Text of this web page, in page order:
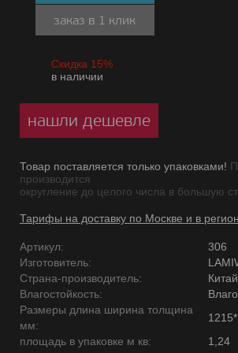
заказ в 1 клик
Скидка 15%
в наличии
нашли дешевле
Товар поставляется только упаковками!
производится
округление до целого числа в большую
Тарифы на доставку по Москве и в
Артикул:
306
Изготовитель:
Страна-производитель:
Китай
Влагостойкость:
Размеры длина ширина толщина
мм:
площадь в упаковке м кв:
1,24